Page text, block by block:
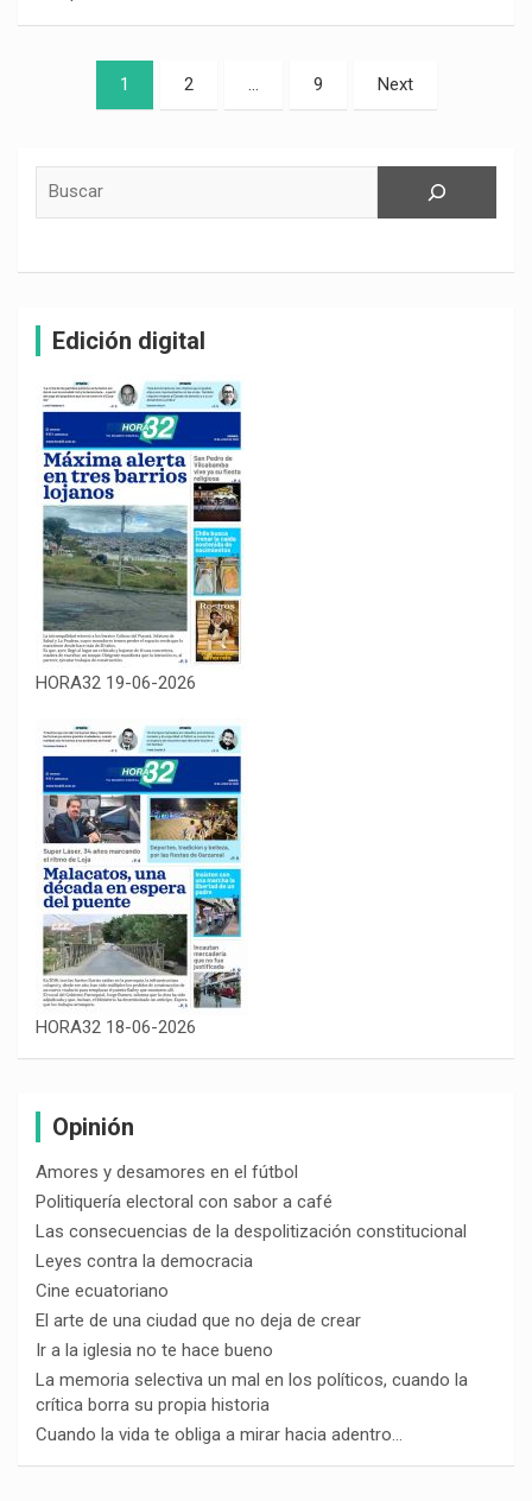
Paginación
1 2 … 9 Next
Edición digital
HORA32 19-06-2026
HORA32 18-06-2026
Opinión
Amores y desamores en el fútbol
Politiquería electoral con sabor a café
Las consecuencias de la despolitización constitucional
Leyes contra la democracia
Cine ecuatoriano
El arte de una ciudad que no deja de crear
Ir a la iglesia no te hace bueno
La memoria selectiva un mal en los políticos, cuando la
crítica borra su propia historia
Cuando la vida te obliga a mirar hacia adentro…